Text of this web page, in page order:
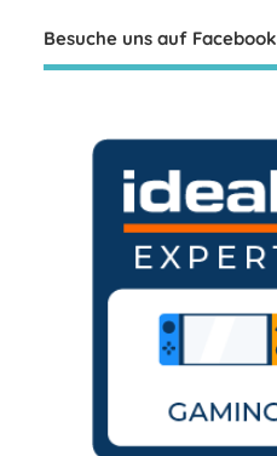
Besuche uns auf Facebook